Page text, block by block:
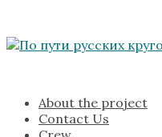
About the project
Contact Us